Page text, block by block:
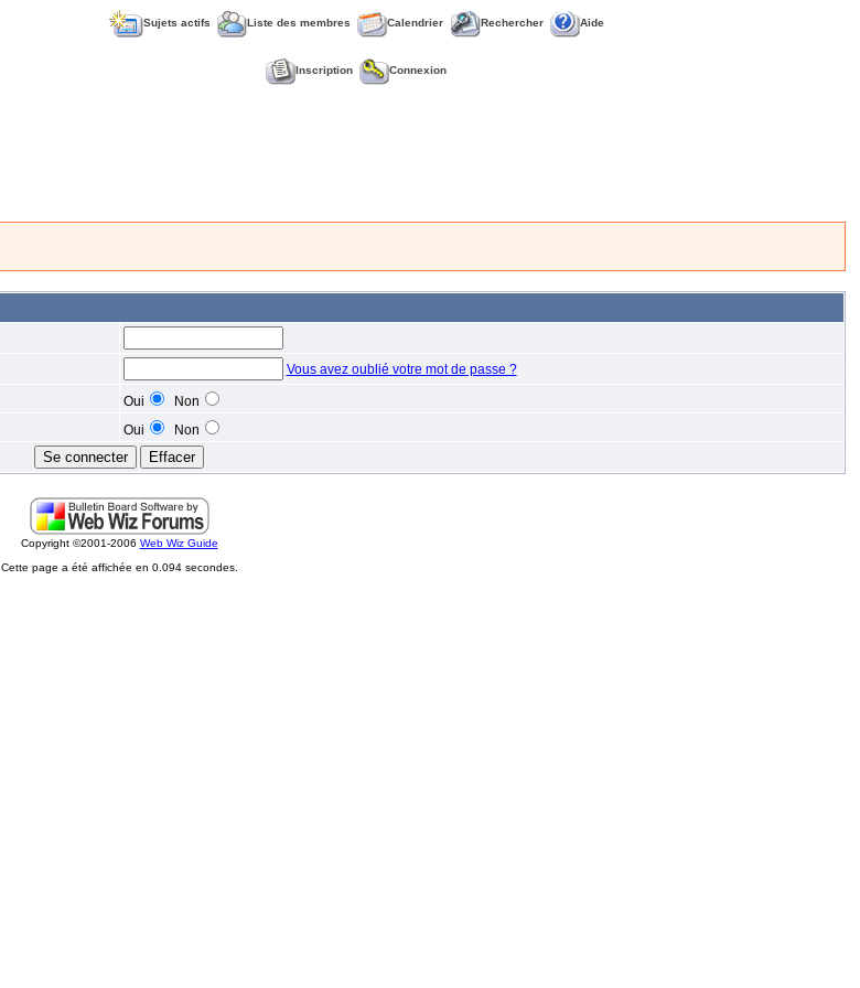
Sujets actifs Liste des membres Calendrier Rechercher Aide
Inscription Connexion
Vous avez oublié votre mot de passe ?
Oui
Non
Oui Non
Copyright ©2001-2006 Web Wiz Guide
Cette page a été affichée en 0.094 secondes.